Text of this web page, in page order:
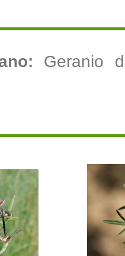
Geranio